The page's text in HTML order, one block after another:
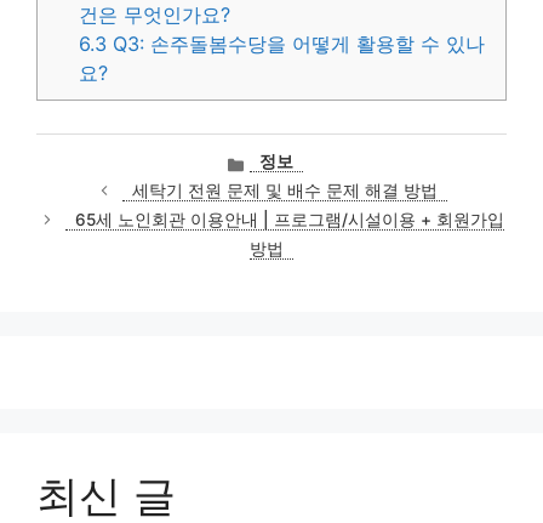
건은 무엇인가요?
6.3 Q3: 손주돌봄수당을 어떻게 활용할 수 있나
요?
카
테
고
리
정보
세탁기 전원 문제 및 배수 문제 해결 방법
65세 노인회관 이용안내 | 프로그램/시설이용 + 회원가입
방법
최신 글